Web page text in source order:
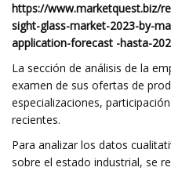
https://www.marketquest.biz/
sight-glass-market-2023-by-
application-forecast -hasta-
La sección de análisis de la
examen de sus ofertas de
especializaciones,
recientes.
Para analizar los datos
sobre el estado industrial, se